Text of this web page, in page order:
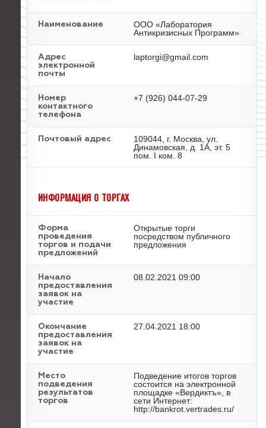
Наименование
ООО «Лаборатория
Антикризисных Программ»
Адрес
электронной
почты
laptorgi@gmail.com
Номер
контактного
телефона
+7 (926) 044-07-29
Почтовый адрес
109044, г. Москва, ул.
Динамовская, д. 1А, эт. 5
пом. I ком. 8
ИНФОРМАЦИЯ О ТОРГАХ
Форма
проведения
торгов и подачи
предложений
Открытые торги
посредством публичного
предложения
Начало
предоставления
заявок на
участие
08.02.2021 09:00
Окончание
предоставления
заявок на
участие
27.04.2021 18:00
Место
подведения
результатов
торгов
Подведение итогов торгов
состоится на электронной
площадке «Вердиктъ», в
сети Интернет:
http://bankrot.vertrades.ru/